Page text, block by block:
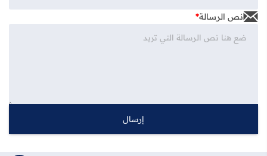
نص الرسالة*